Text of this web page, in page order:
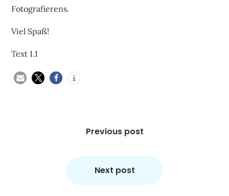
Fotografierens.
Viel Spaß!
Text 1.1
Previous post
Next post